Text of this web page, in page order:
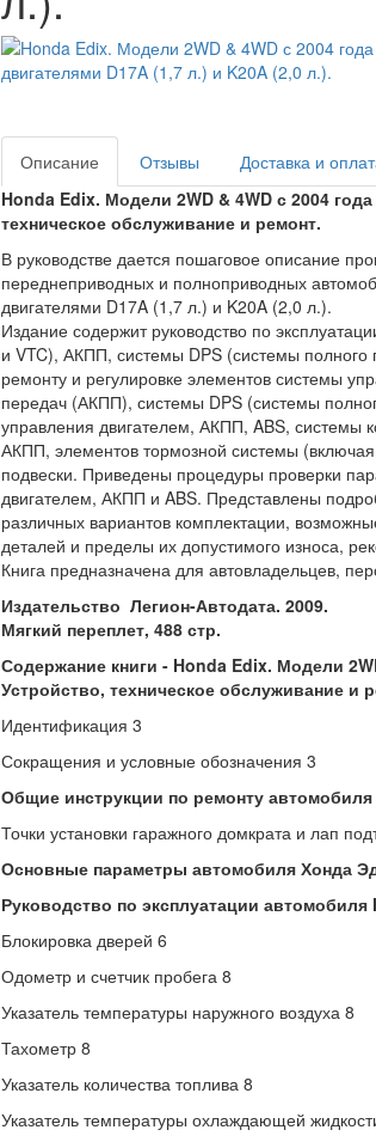
Описание
Отзывы
Доставка и
Honda Edix. Модели 2WD & 4WD с 2004
техническое обслуживание и ремонт.
В руководстве дается пошаговое описание
переднеприводных и полноприводных
двигателями D17A (1,7 л.) и K20A (2,0 л.).
Издание содержит руководство по
и VTC), АКПП, системы DPS (системы
ремонту и регулировке элементов системы
передач (АКПП), системы DPS (системы
управления двигателем, АКПП, ABS, системы
АКПП, элементов тормозной системы
подвески. Приведены процедуры проверки
двигателем, АКПП и ABS. Представлены
различных вариантов комплектации,
деталей и пределы их допустимого износа,
Книга предназначена для автовладельцев,
Издательство Легион-Автодата. 2009.
Мягкий переплет, 488 стр.
Содержание книги - Honda Edix. Модели
Устройство, техническое обслуживание и
Идентификация 3
Сокращения и условные обозначения 3
Общие инструкции по ремонту
Точки установки гаражного домкрата и лап
Основные параметры автомобиля Хонда
Руководство по эксплуатации автомобиля
Блокировка дверей 6
Одометр и счетчик пробега 8
Указатель температуры наружного воздуха 8
Тахометр 8
Указатель количества топлива 8
Указатель температуры охлаждающей